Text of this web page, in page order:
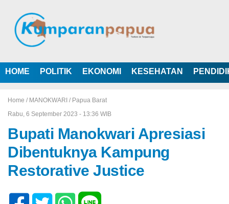
HOME POLITIK EKONOMI KESEHATAN
Home / MANOKWARI / Papua Barat
Rabu, 6 September 2023 - 13:36 WIB
Bupati Manokwari Apresiasi
Dibentuknya Kampung
Restorative Justice